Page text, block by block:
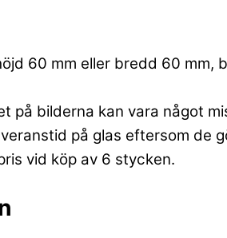
60 mm eller bredd 60
på bilderna kan vara något
på glas eftersom de
vid köp av 6 stycken.